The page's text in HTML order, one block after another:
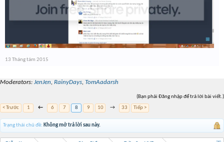
13 Tháng tám 2015
Moderators: JenJen, RainyDays, TomAadarsh
(Bạn phải Đăng nhập để trả lời bài viết.)
< Trước
1 ← 6 7 8 9 10 → 33 Tiếp >
Trạng thái chủ đề: Không mở trả lời sau này.